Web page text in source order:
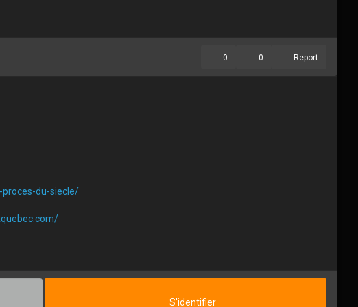
Report
0
0
du-siecle/
bengarneau9
S'identifier